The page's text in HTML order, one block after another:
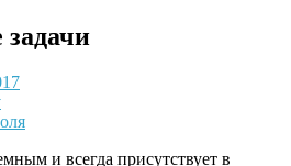
и всегда присутствует в